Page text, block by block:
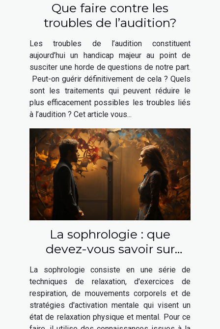
Que faire contre les
troubles de l’audition?
Les troubles de l’audition constituent
aujourd’hui un handicap majeur au point de
susciter une horde de questions de notre part.
Peut-on guérir définitivement de cela ? Quels
sont les traitements qui peuvent réduire le
plus efficacement possibles les troubles liés
à l’audition ? Cet article vous...
La sophrologie : que
devez-vous savoir sur
cette méthode
psychologique ?
La sophrologie consiste en une série de
techniques de relaxation, d'exercices de
respiration, de mouvements corporels et de
stratégies d'activation mentale qui visent un
état de relaxation physique et mental. Pour ce